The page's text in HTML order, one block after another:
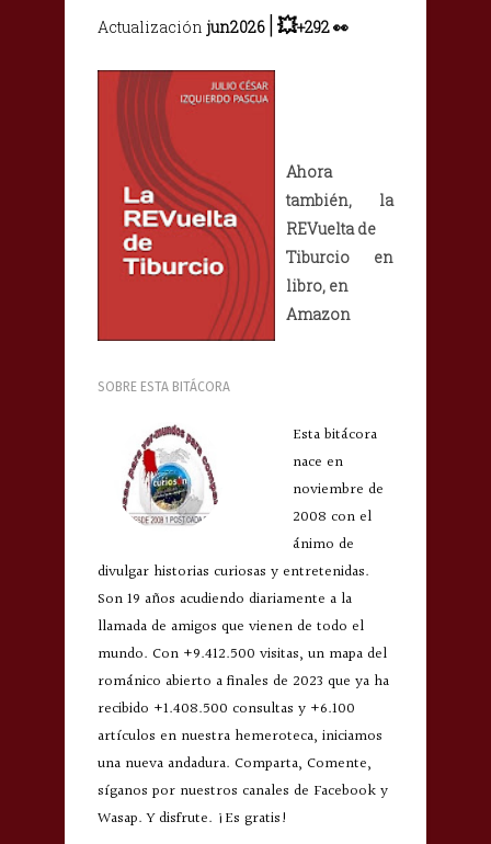
Actualización jun2026 |💥+292👀
Ahora
también, la
REVuelta de
Tiburcio en
libro, en
Amazon
SOBRE ESTA BITÁCORA
Esta bitácora
nace en
noviembre de
2008 con el
ánimo de
divulgar historias curiosas y entretenidas.
Son 19 años acudiendo diariamente a la
llamada de amigos que vienen de todo el
mundo. Con +9.412.500 visitas, un mapa del
románico abierto a finales de 2023 que ya ha
recibido +1.408.500 consultas y +6.100
artículos en nuestra hemeroteca, iniciamos
una nueva andadura. Comparta, Comente,
síganos por nuestros canales de Facebook y
Wasap. Y disfrute. ¡Es gratis!